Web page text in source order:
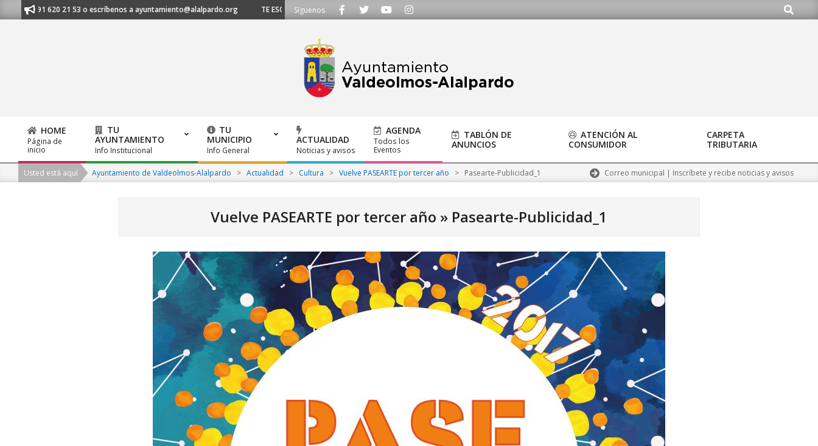
to
al 91 620 21 53 o escríbenos a ayuntamiento@alalpardo.org TE ESCUCHAMOS - Llámanos al 91 620 21 53 o escríbenos a ayuntamiento@alalpardo.org
Síguenos Buscar
Primary
Navigation
Menu
HOME
Página de
inicio
TU
AYUNTAMIENTO
Info Institucional
TU
MUNICIPIO
Info General
ACTUALIDAD
Noticias y avisos
AGENDA
Todos los
Eventos
TABLÓN DE
ANUNCIOS
ATENCIÓN AL
CONSUMIDOR
CARPETA
TRIBUTARIA
Usted está aquí Ayuntamiento de Valdeolmos-Alalpardo > Actualidad > Cultura > Vuelve PASEARTE por tercer año > Pasearte-Publicidad_1 Correo municipal | Inscríbete y recibe noticias y avisos
Vuelve PASEARTE por tercer año » Pasearte-Publicidad_1